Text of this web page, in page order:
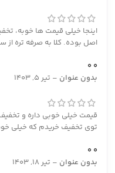
اینجا خیلی قیمت ها خوبه،
اصل بوده. کلا به صرفه تره از
0
0
بدون عنوان – تیر 5, 1403
قیمت خیلی خوبی داره و
توی تخفیف خریدم که خیلی
0
0
بدون عنوان – تیر 18, 1403